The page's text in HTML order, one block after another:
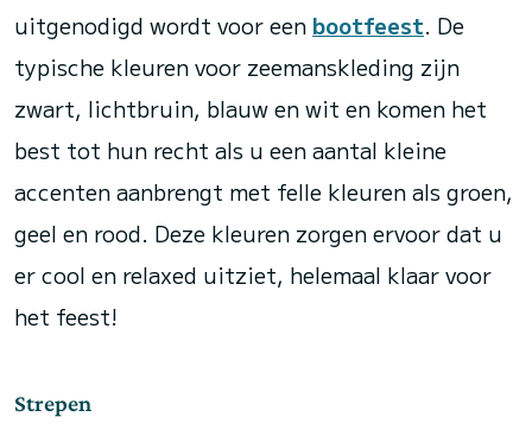
uitgenodigd wordt voor een bootfeest. De
typische kleuren voor zeemanskleding zijn
zwart, lichtbruin, blauw en wit en komen het
best tot hun recht als u een aantal kleine
accenten aanbrengt met felle kleuren als groen,
geel en rood. Deze kleuren zorgen ervoor dat u
er cool en relaxed uitziet, helemaal klaar voor
het feest!
Strepen